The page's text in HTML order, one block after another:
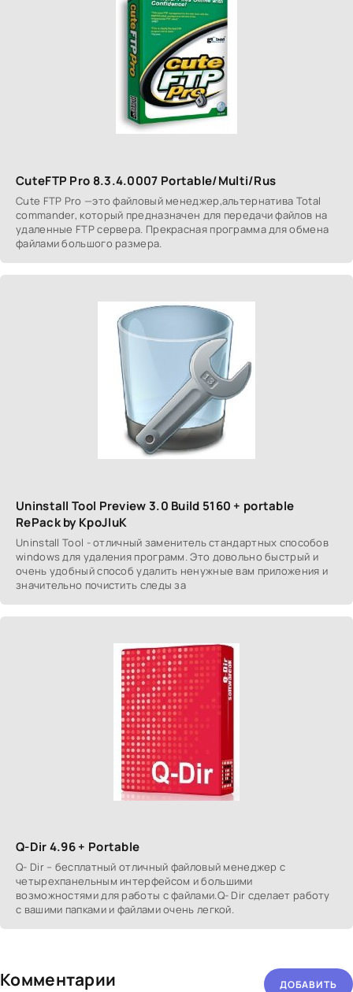
CuteFTP Pro 8.3.4.0007 Portable/Multi/Rus
Cute FTP Pro —это файловый менеджер,альтернатива Total
commander, который предназначен для передачи файлов на
удаленные FTP сервера. Прекрасная программа для обмена
файлами большого размера.
Uninstall Tool Preview 3.0 Build 5160 + portable
RePack by KpoJIuK
Uninstall Tool - отличный заменитель стандартных способов
windows для удаления программ. Это довольно быстрый и
очень удобный способ удалить ненужные вам приложения и
значительно почистить следы за
Q-Dir 4.96 + Portable
Q- Dir – бесплатный отличный файловый менеджер с
четырехпанельным интерфейсом и большими
возможностями для работы с файлами.Q- Dir сделает работу
с вашими папками и файлами очень легкой.
Комментарии ДОБАВИТЬ